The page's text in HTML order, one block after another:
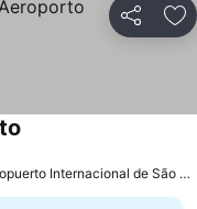
Compartir
a 7.9 km de: Aeropuerto Internacional de São Paulo-Guarulhos